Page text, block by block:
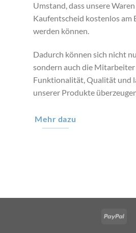
Umstand, dass unsere
Kaufentscheid kostenlos am
werden können.
Dadurch können sich nicht
sondern auch die
Funktionalität, Qualität und
unserer Produkte
Mehr dazu